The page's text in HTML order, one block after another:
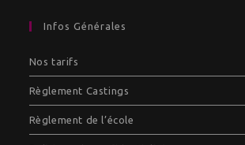
Infos Générales
Nos tarifs
Règlement Castings
Règlement de l’école